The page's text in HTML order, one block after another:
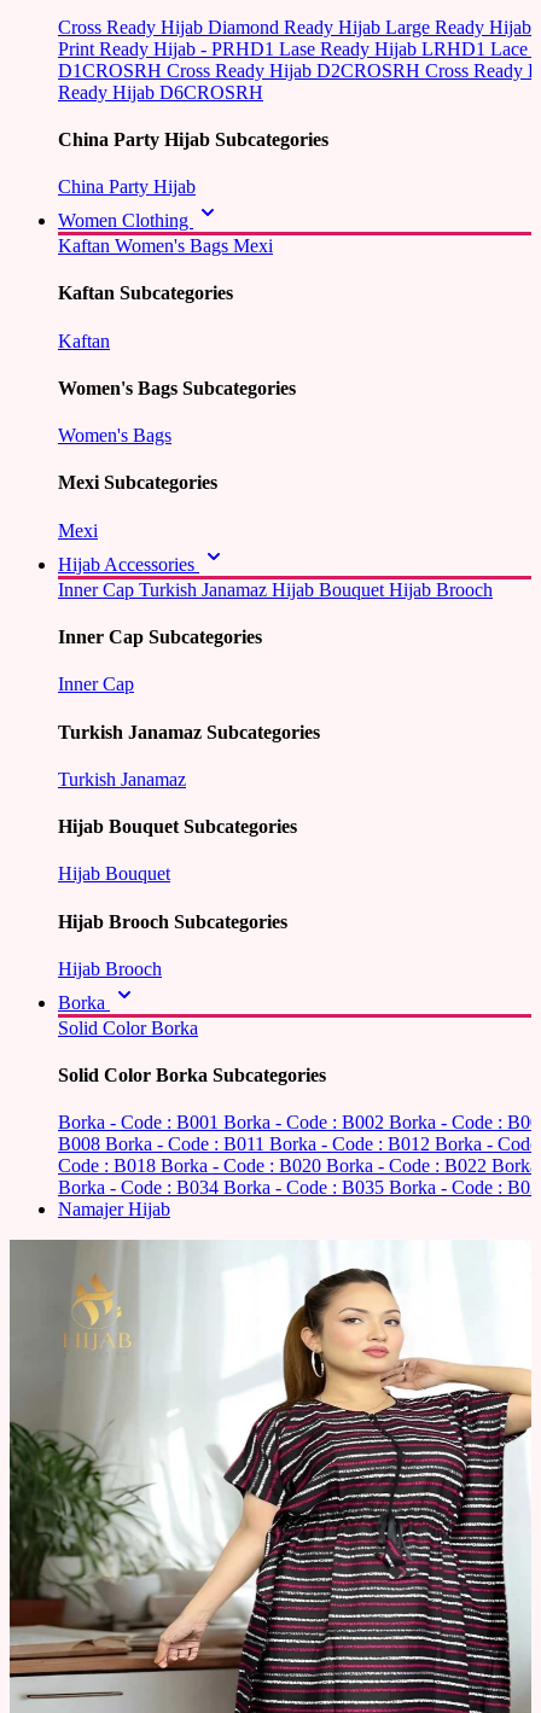
Cross Ready Hijab Diamond Ready Hijab Large Ready Hijab
Print Ready Hijab - PRHD1 Lase Ready Hijab LRHD1 Lace
D1CROSRH Cross Ready Hijab D2CROSRH Cross Ready
Ready Hijab D6CROSRH
China Party Hijab Subcategories
China Party Hijab
Women Clothing
Kaftan Women's Bags Mexi
Kaftan Subcategories
Kaftan
Women's Bags Subcategories
Women's Bags
Mexi Subcategories
Mexi
Hijab Accessories
Inner Cap Turkish Janamaz Hijab Bouquet Hijab Brooch
Inner Cap Subcategories
Inner Cap
Turkish Janamaz Subcategories
Turkish Janamaz
Hijab Bouquet Subcategories
Hijab Bouquet
Hijab Brooch Subcategories
Hijab Brooch
Borka
Solid Color Borka
Solid Color Borka Subcategories
Borka - Code : B001 Borka - Code : B002 Borka - Code :
B008 Borka - Code : B011 Borka - Code : B012 Borka -
Code : B018 Borka - Code : B020 Borka - Code : B022
Borka - Code : B034 Borka - Code : B035 Borka - Code :
Namajer Hijab